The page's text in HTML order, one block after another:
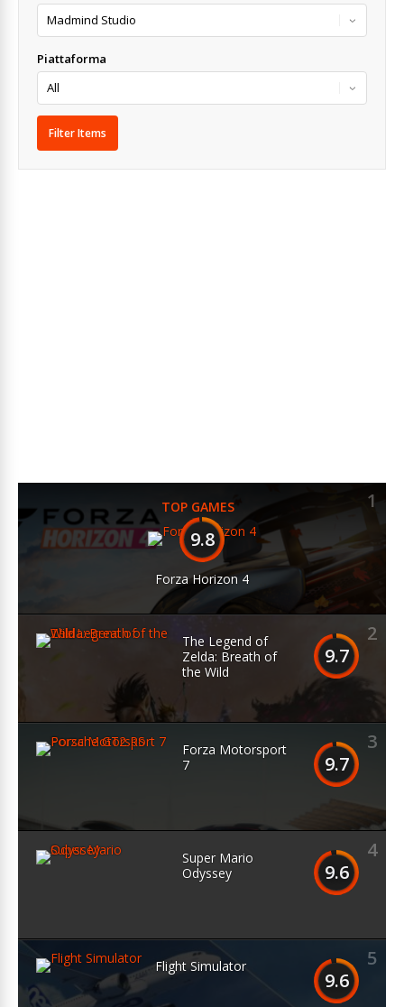
Piattaforma
TOP GAMES
1
9.8
Forza Horizon 4
2
9.7
The Legend of
Zelda: Breath of
the Wild
3
9.7
Forza Motorsport
7
4
9.6
Super Mario
Odyssey
5
9.6
Flight Simulator